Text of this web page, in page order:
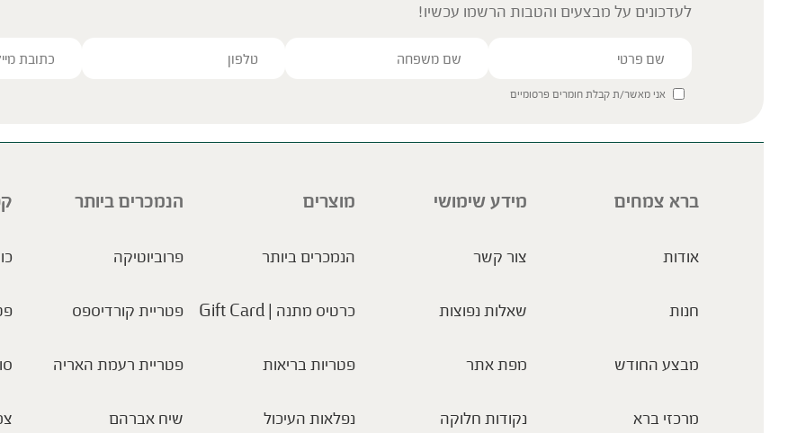
לעדכונים על מבצעים והטבות הרשמו עכשיו!
אני מאשר/ת קבלת חומרים פרסומיים
ברא צמחים
אודות
חנות
מבצע החודש
מרכזי ברא
מידע שימושי
צור קשר
שאלות נפוצות
מפת אתר
נקודות חלוקה
מוצרים
הנמכרים ביותר
כרטיס מתנה | Gift Card
פטריות בריאות
נפלאות העיכול
הנמכרים ביותר
פרוביוטיקה
פטריית קורדיספס
פטריית רעמת האריה
שיח אברהם